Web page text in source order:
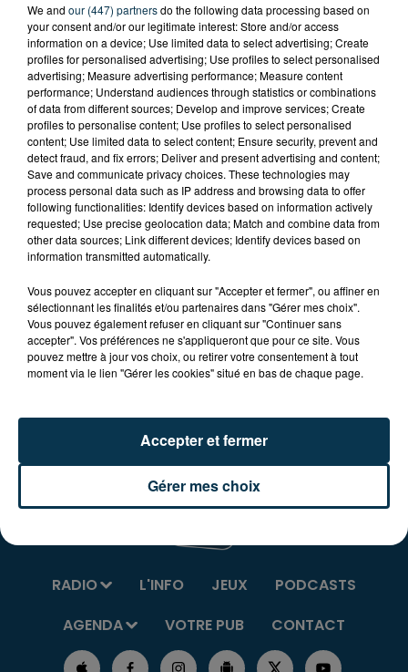
Tarif Payant
Samedi 4 et dimanche 5 juin, grand bal dancefloor, feu
d'artifice et grand spectacle "Plongeurs de l'extrême"
ainsi que sosie de Michel Sardou seront au rendez-
vous !
RADIO L'INFO JEUX
PODCASTS
AGENDA
VOTRE PUB CONTACT
We and our (447) partnersdo the following data processing based on
your consent and/or our legitimate interest: Store and/or access
information on a device; Use limited data to select advertising; Create
profiles for personalised advertising; Use profiles to select personalised
advertising; Measure advertising performance; Measure content
performance; Understand audiences through statistics or combinations
of data from different sources; Develop and improve services; Create
profiles to personalise content; Use profiles to select personalised
content; Use limited data to select content; Ensure security, prevent and
detect fraud, and fix errors; Deliver and present advertising and content;
Save and communicate privacy choices. These technologies may
process personal data such as IP address and browsing data to offer
following functionalities: Identify devices based on information actively
requested; Use precise geolocation data; Match and combine data from
other data sources; Link different devices; Identify devices based on
information transmitted automatically.
Vous pouvez accepter en cliquant sur "Accepter et fermer", ou affiner en
sélectionnant les finalités et/ou partenaires dans "Gérer mes choix".
Vous pouvez également refuser en cliquant sur "Continuer sans
accepter". Vos préférences ne s'appliqueront que pour ce site. Vous
pouvez mettre à jour vos choix, ou retirer votre consentement à tout
moment via le lien "Gérer les cookies" situé en bas de chaque page.
Gérer mes choix
Accepter et fermer